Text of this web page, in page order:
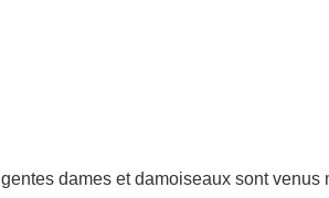
gentes dames et damoiseaux sont venus